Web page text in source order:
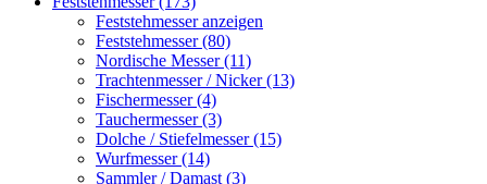
Feststehmesser anzeigen
Feststehmesser (80)
Nordische Messer (11)
Trachtenmesser / Nicker (13)
Fischermesser (4)
Tauchermesser (3)
Dolche / Stiefelmesser (15)
Wurfmesser (14)
Sammler / Damast (3)